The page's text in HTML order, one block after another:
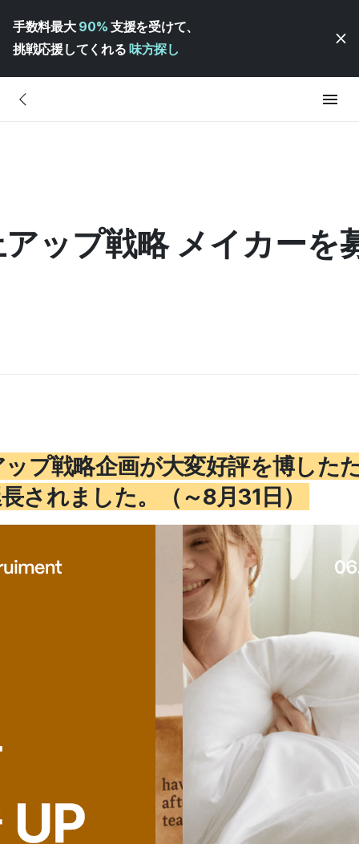
手数料最大 90% 支援を受けて、
挑戦応援してくれる 味方探し
ップ戦略 メイカーを
プ戦略企画が大変好評を博した
されました。（～8月31日）